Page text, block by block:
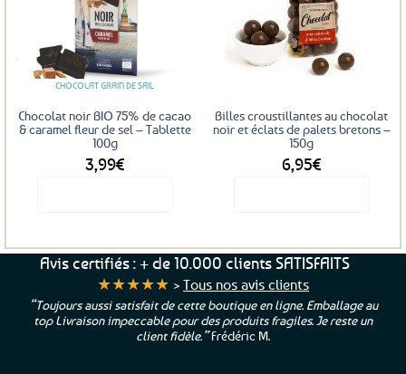
CHOCOLAT GRAIN DE SAIL
Chocolat noir BIO 75% de cacao
& caramel fleur de sel – Tablette
100g
3,99€
Billes croustillantes au chocolat
noir et éclats de palets bretons –
150g
6,95€
Avis certifiés : + de 10.000 clients SATISFAITS
★★★★★ > Tous nos avis clients
“Toujours aussi satisfait de cette boutique en ligne. Emballage au
top Livraison impeccable pour des produits fragiles. Je reste un
client fidèle.”Frédéric M.